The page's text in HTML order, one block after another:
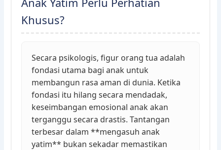
Khusus?
Secara psikologis, figur orang tua adalah
fondasi utama bagi anak untuk
membangun rasa aman di dunia. Ketika
fondasi itu hilang secara mendadak,
keseimbangan emosional anak akan
terganggu secara drastis. Tantangan
terbesar dalam **mengasuh anak
yatim** bukan sekadar memastikan